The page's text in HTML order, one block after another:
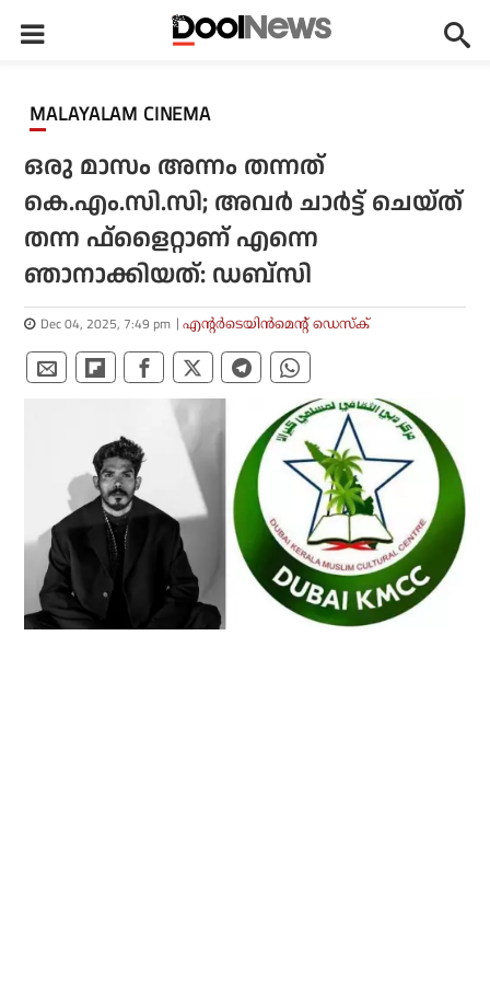
MALAYALAM CINEMA
ഒരു മാസം അന്നം തന്നത്
കെ.എം.സി.സി; അവര്‍ ചാര്‍ട്ട് ചെയ്ത്
തന്ന ഫ്‌ളൈറ്റാണ് എന്നെ
ഞാനാക്കിയത്: ഡബ്‌സി
Dec 04, 2025, 7:49 pm എന്റര്‍ടെയിന്‍മെന്റ് ഡെസ്‌ക്